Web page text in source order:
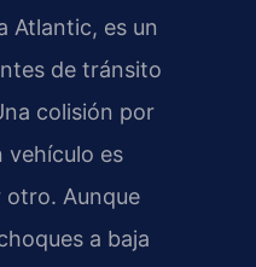
Atlantic, es un
de tránsito
colisión por
vehículo es
Aunque
a baja